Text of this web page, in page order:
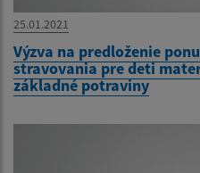
25.01.2021
Výzva na predloženie
stravovania pre deti
základné potraviny